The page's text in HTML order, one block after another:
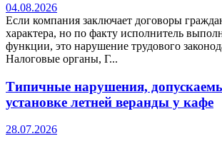
04.08.2026
Если компания заключает договоры
характера, но по факту исполнитель
функции, это нарушение трудового
Налоговые органы, Г...
Типичные нарушения,
установке летней веранды у кафе
28.07.2026